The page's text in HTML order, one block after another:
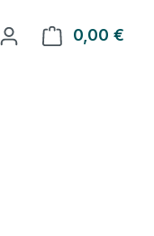
0,00 €